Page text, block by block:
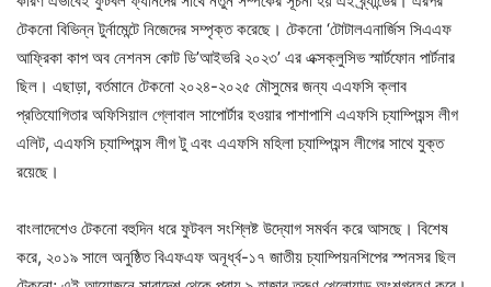
টেকনো বিভিন্ন টুর্নামেন্টে নিজেদের সম্পৃক্ত করেছে। টেকনো ‘টোটালএনার্জিস সিএএফ
আফ্রিকা কাপ অব নেশনস কোট ডি’আইভরি ২০২৩’ এর এক্সক্লুসিভ স্মার্টফোন পার্টনার
ছিল। এছাড়া, বর্তমানে টেকনো ২০২৪-২০২৫ মৌসুমের জন্য এএফসি ক্লাব
প্রতিযোগিতার অফিসিয়াল গ্লোবাল সাপোর্টার হওয়ার পাশাপাশি এএফসি চ্যাম্পিয়ন্স লীগ
এলিট, এএফসি চ্যাম্পিয়ন্স লীগ টু এবং এএফসি মহিলা চ্যাম্পিয়ন্স লীগের সাথে যুক্ত
রয়েছে।
বাংলাদেশেও টেকনো বহুদিন ধরে ফুটবল সংশ্লিষ্ট উদ্যোগ সমর্থন করে আসছে। বিশেষ
করে, ২০১৯ সালে অনুষ্ঠিত বিএফএফ অনূর্ধ্ব-১৭ জাতীয় চ্যাম্পিয়নশিপের স্পনসর ছিল